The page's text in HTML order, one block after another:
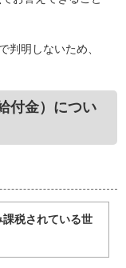
判明しないため、
付金）につい
税されている世